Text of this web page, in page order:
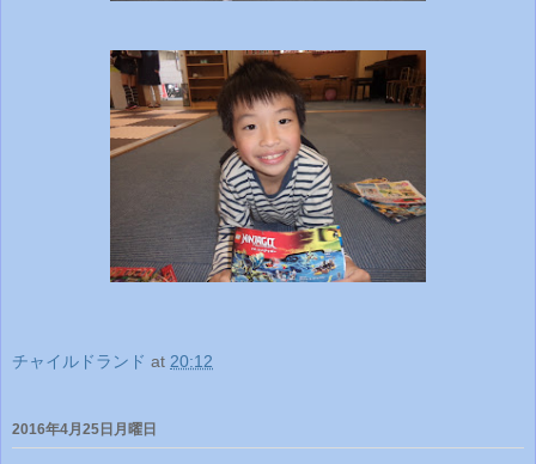
チャイルドランド at 20:12
2016年4月25日月曜日